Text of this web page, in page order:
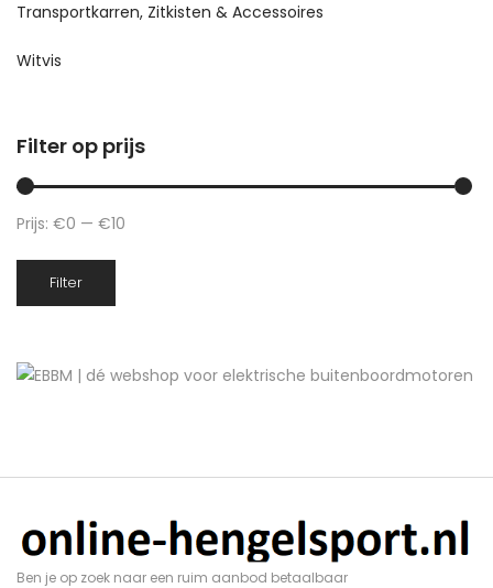
Transportkarren, Zitkisten & Accessoires
Witvis
Filter op prijs
Filter
Prijs: €0 — €10
Ben je op zoek naar een ruim aanbod betaalbaar